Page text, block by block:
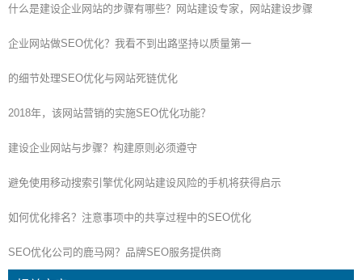
什么是建设企业网站的步骤有哪些？网站建设专家，网站建设步骤
企业网站做SEO优化？我看不到出路坚持以质量第一
的细节处理SEO优化与网站死链优化
2018年，该网站营销的实施SEO优化功能？
建设企业网站与步骤？构建原则必须遵守
避免使用移动搜索引擎优化网站建设风险的手机将获得启示
如何优化排名？注意事项中的共享过程中的SEO优化
SEO优化公司的鹿马网？品牌SEO服务提供商